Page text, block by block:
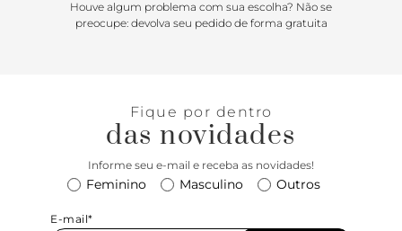
Houve algum problema com sua escolha? Não se
preocupe: devolva seu pedido de forma gratuita
Fique por dentro
das novidades
Informe seu e-mail e receba as novidades!
Feminino Masculino Outros
E-mail*